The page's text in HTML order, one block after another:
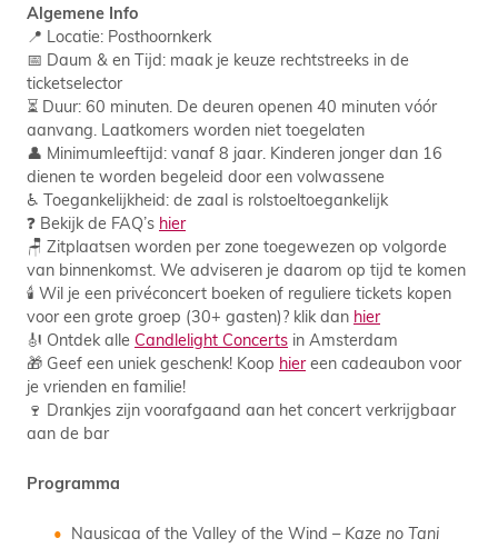
Algemene Info
📍 Locatie: Posthoornkerk
📅 Daum & en Tijd: maak je keuze rechtstreeks in de
ticketselector
⏳ Duur: 60 minuten. De deuren openen 40 minuten vóór
aanvang. Laatkomers worden niet toegelaten
👤 Minimumleeftijd: vanaf 8 jaar. Kinderen jonger dan 16
dienen te worden begeleid door een volwassene
♿ Toegankelijkheid: de zaal is rolstoeltoegankelijk
❓ Bekijk de FAQ’s hier
🪑 Zitplaatsen worden per zone toegewezen op volgorde
van binnenkomst. We adviseren je daarom op tijd te komen
🕯️ Wil je een privéconcert boeken of reguliere tickets kopen
voor een grote groep (30+ gasten)? klik dan hier
🎻 Ontdek alle Candlelight Concerts in Amsterdam
🎁 Geef een uniek geschenk! Koop hiereen cadeaubon voor
je vrienden en familie!
🍷 Drankjes zijn voorafgaand aan het concert verkrijgbaar
aan de bar
Programma
Nausicaa of the Valley of the Wind – Kaze no Tani